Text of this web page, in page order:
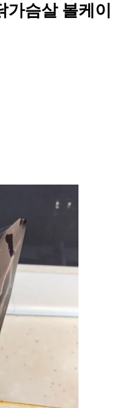
슴살 볼케이